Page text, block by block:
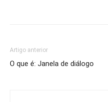
Artigo anterior
O que é: Janela de diálogo